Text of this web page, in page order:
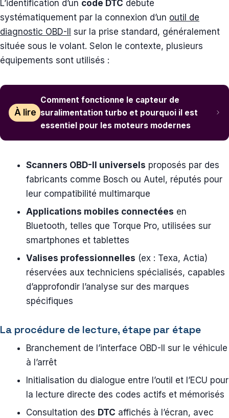
L’identification d’un code DTC débute
systématiquement par la connexion d’un outil de
diagnostic OBD-II sur la prise standard, généralement
située sous le volant. Selon le contexte, plusieurs
équipements sont utilisés :
À lire
Comment fonctionne le capteur de
suralimentation turbo et pourquoi il est
essentiel pour les moteurs modernes
Scanners OBD-II universels proposés par des
fabricants comme Bosch ou Autel, réputés pour
leur compatibilité multimarque
Applications mobiles connectées en
Bluetooth, telles que Torque Pro, utilisées sur
smartphones et tablettes
Valises professionnelles (ex : Texa, Actia)
réservées aux techniciens spécialisés, capables
d’approfondir l’analyse sur des marques
spécifiques
La procédure de lecture, étape par étape
Branchement de l’interface OBD-II sur le véhicule
à l’arrêt
Initialisation du dialogue entre l’outil et l’ECU pour
la lecture directe des codes actifs et mémorisés
Consultation des DTC affichés à l’écran, avec